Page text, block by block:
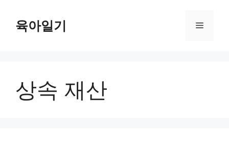
육아일기 메
상속 재산